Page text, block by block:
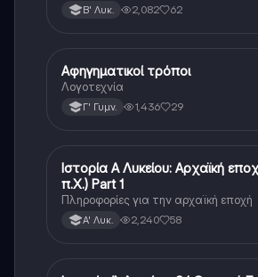
Β' Λυκ. 2,082 62
Νέα Ελληνικά
Αφηγηματικοί τρόποι
Λογοτεχνία
Γ' Γυμν. 1,436 29
Νέα Ελληνικά
Ιστορία Α Λυκείου: Αρχαϊκή
π.Χ.) Part 1
Πληροφορίες για την αρχαϊκή εποχή
Α' Λυκ. 2,240 58